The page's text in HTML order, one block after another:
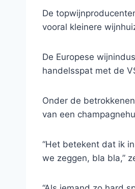
De
vooral kleinere
De Europese
handelsspat met de
Onder de
van een
“Het betekent dat ik
we zeggen, bla bla,”